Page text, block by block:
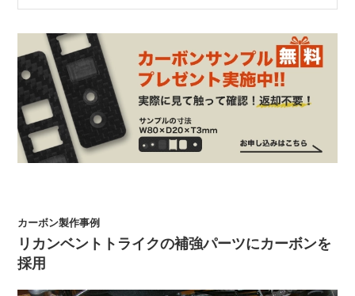
カーボン製作事例
リカンベントトライクの補強パーツにカーボンを
採用